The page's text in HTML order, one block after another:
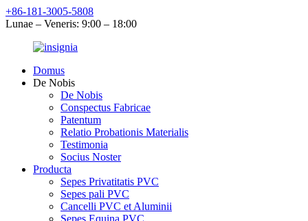
+86-181-3005-5808
Lunae – Veneris: 9:00 – 18:00
Domus
De Nobis
De Nobis
Conspectus Fabricae
Patentum
Relatio Probationis Materialis
Testimonia
Socius Noster
Producta
Sepes Privatitatis PVC
Sepes pali PVC
Cancelli PVC et Aluminii
Sepes Equina PVC